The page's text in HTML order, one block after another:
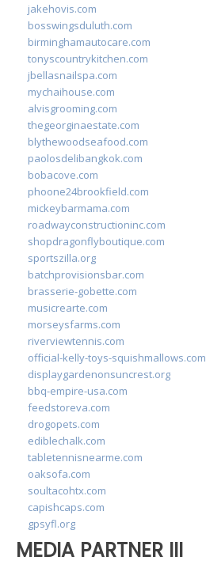
jakehovis.com
bosswingsduluth.com
birminghamautocare.com
tonyscountrykitchen.com
jbellasnailspa.com
mychaihouse.com
alvisgrooming.com
thegeorginaestate.com
blythewoodseafood.com
paolosdelibangkok.com
bobacove.com
phoone24brookfield.com
mickeybarmama.com
roadwayconstructioninc.com
shopdragonflyboutique.com
sportszilla.org
batchprovisionsbar.com
brasserie-gobette.com
musicrearte.com
morseysfarms.com
riverviewtennis.com
official-kelly-toys-squishmallows.com
displaygardenonsuncrest.org
bbq-empire-usa.com
feedstoreva.com
drogopets.com
ediblechalk.com
tabletennisnearme.com
oaksofa.com
soultacohtx.com
capishcaps.com
gpsyfl.org
MEDIA PARTNER III